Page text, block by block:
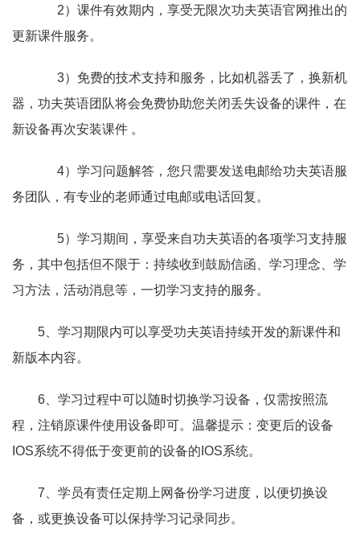
2）课件有效期内，享受无限次功夫英语官网推出的
更新课件服务。
3）免费的技术支持和服务，比如机器丢了，换新机
器，功夫英语团队将会免费协助您关闭丢失设备的课件，在
新设备再次安装课件 。
4）学习问题解答，您只需要发送电邮给功夫英语服
务团队，有专业的老师通过电邮或电话回复。
5）学习期间，享受来自功夫英语的各项学习支持服
务，其中包括但不限于：持续收到鼓励信函、学习理念、学
习方法，活动消息等，一切学习支持的服务。
5、学习期限内可以享受功夫英语持续开发的新课件和
新版本内容。
6、学习过程中可以随时切换学习设备，仅需按照流
程，注销原课件使用设备即可。温馨提示：变更后的设备
IOS系统不得低于变更前的设备的IOS系统。
7、学员有责任定期上网备份学习进度，以便切换设
备，或更换设备可以保持学习记录同步。